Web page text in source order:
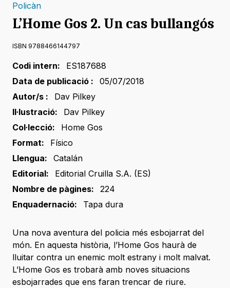
Policàn
L’Home Gos 2. Un cas bullangós
ISBN 9788466144797
Codi intern:
ES187688
Data de publicació :
05/07/2018
Autor/s :
Dav Pilkey
Il·lustració:
Dav Pilkey
Col·lecció:
Home Gos
Format:
Físico
Llengua:
Catalán
Editorial:
Editorial Cruilla S.A. (ES)
Nombre de pàgines:
224
Enquadernació:
Tapa dura
Una nova aventura del policia més esbojarrat del
món. En aquesta història, l’Home Gos haurà de
lluitar contra un enemic molt estrany i molt malvat.
L’Home Gos es trobarà amb noves situacions
esbojarrades que ens faran trencar de riure.